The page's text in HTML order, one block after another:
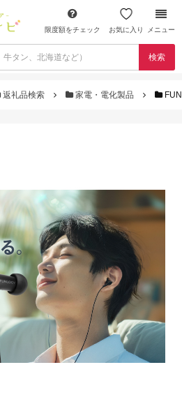
限度額をチェック お気に入り メニュー
検索
返礼品検索 家電・電化製品